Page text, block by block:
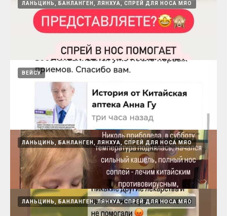
Бушен при сильном кашле
15.08.2024
После стрессов, операций, болезни БУШЕН
хорошо восстанавливает
15.08.2024
ЛАНЬЦИНЬ, БАНЛАНГЕН, ЛЯНХУА, СПРЕЙ ДЛЯ НОСА МЯО
Спрей в нос помогает от конъюктивита, не
повторять !)
15.08.2024
ВЕЙСУ
Стул от приема ВЕЙСУ восстанавливается с
ЛАНЬЦИНЬ, БАНЛАНГЕН, ЛЯНХУА, СПРЕЙ ДЛЯ НОСА МЯО
ЛАНЬЦИНЬ, БАНЛАНГЕН, ЛЯНХУА, СПРЕЙ ДЛЯ НОСА МЯО